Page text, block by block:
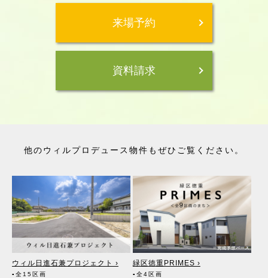
来場予約
資料請求
他のウィルプロデュース物件もぜひご覧ください。
ウィル日進石兼プロジェクト ›
▪全15区画
緑区徳重PRIMES ›
▪全4区画